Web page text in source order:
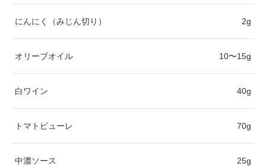
にんにく（みじん切り） 2g
オリーブオイル 10〜15g
白ワイン 40g
トマトピューレ 70g
中濃ソース 25g